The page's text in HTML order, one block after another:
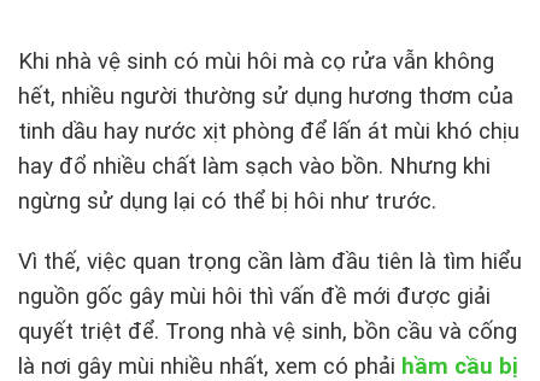
Khi nhà vệ sinh có mùi hôi mà cọ rửa vẫn không
hết, nhiều người thường sử dụng hương thơm của
tinh dầu hay nước xịt phòng để lấn át mùi khó chịu
hay đổ nhiều chất làm sạch vào bồn. Nhưng khi
ngừng sử dụng lại có thể bị hôi như trước.
Vì thế, việc quan trọng cần làm đầu tiên là tìm hiểu
nguồn gốc gây mùi hôi thì vấn đề mới được giải
quyết triệt để. Trong nhà vệ sinh, bồn cầu và cống
là nơi gây mùi nhiều nhất, xem có phải hầm cầu bị